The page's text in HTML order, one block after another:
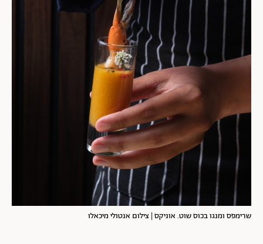
שרימפס ומנגו בכוס שוט. אוניקס | צילום אנטולי מיכאלו